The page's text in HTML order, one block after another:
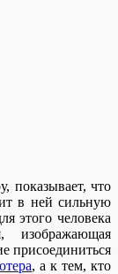
показывает, что
в ней сильную
этого человека
изображающая
присоединиться
, а к тем, кто